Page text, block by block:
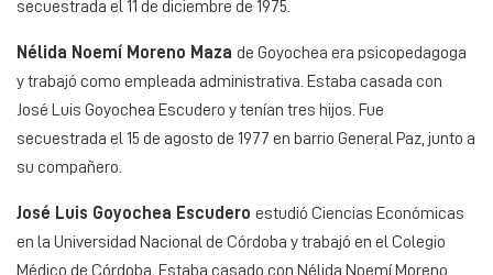
secuestrada el 11 de diciembre de 1975.
Nélida Noemí Moreno Maza de Goyochea era psicopedagoga
y trabajó como empleada administrativa. Estaba casada con
José Luis Goyochea Escudero y tenían tres hijos. Fue
secuestrada el 15 de agosto de 1977 en barrio General Paz, junto a
su compañero.
José Luis Goyochea Escudero estudió Ciencias Económicas
en la Universidad Nacional de Córdoba y trabajó en el Colegio
Médico de Córdoba. Estaba casado con Nélida Noemí Moreno